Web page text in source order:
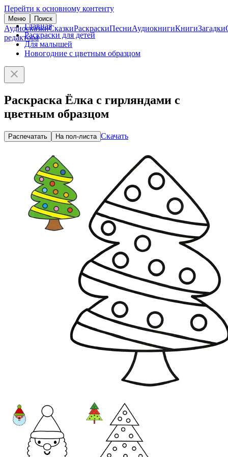
Перейти к основному контенту
Меню Поиск
АудиосказкиСказкиРаскраскиПесниАудиокнигиКнигиЗагадки
редактора
Главная
Раскраски для детей
Для малышей
Новогодние с цветным образцом
Раскраска Ёлка с гирляндами с
цветным образцом
Распечатать На пол-листа Скачать